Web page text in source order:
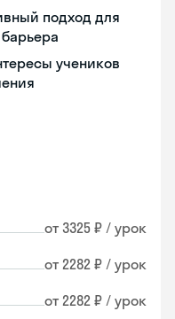
подход для
учеников
от 3325 ₽ / урок
от 2282 ₽ / урок
от 2282 ₽ / урок